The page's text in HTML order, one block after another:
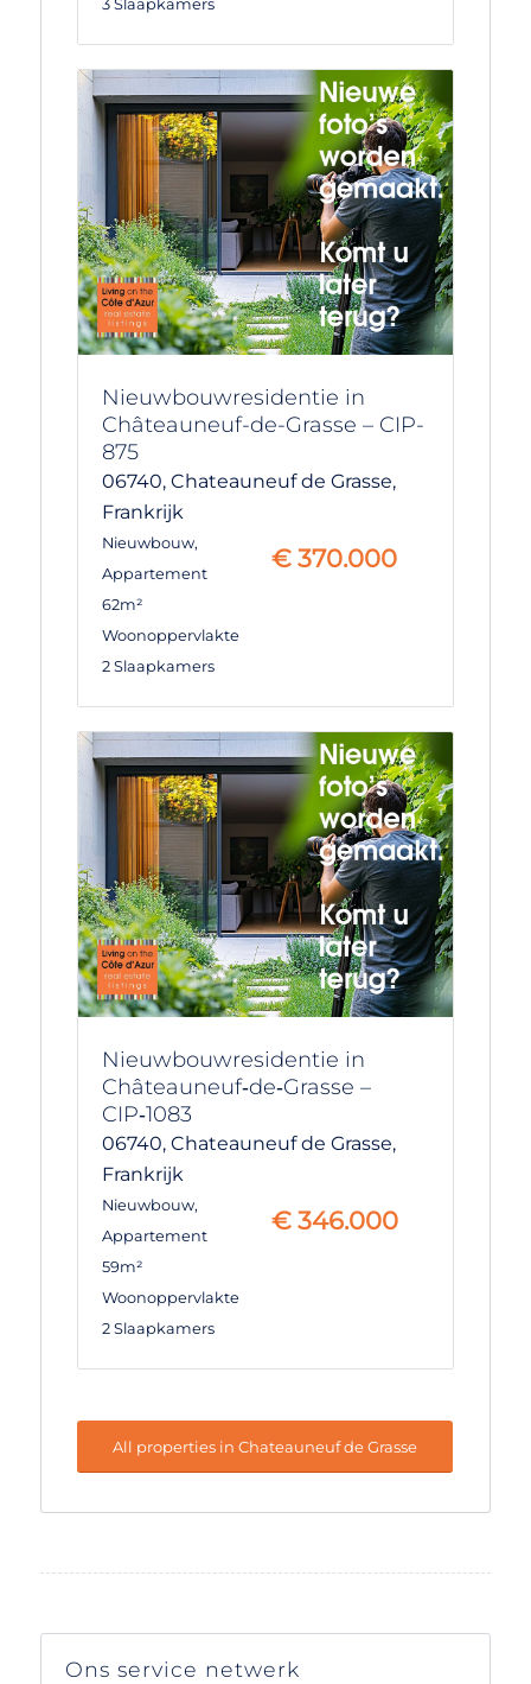
3 Slaapkamers
Nieuwbouwresidentie in
Châteauneuf-de-Grasse – CIP-
875
06740, Chateauneuf de Grasse,
Frankrijk
Nieuwbouw,
Appartement
62m²
Woonoppervlakte
2 Slaapkamers
€ 370.000
Nieuwbouwresidentie in
Châteauneuf‑de‑Grasse –
CIP‑1083
06740, Chateauneuf de Grasse,
Frankrijk
Nieuwbouw,
Appartement
59m²
Woonoppervlakte
2 Slaapkamers
€ 346.000
All properties in Chateauneuf de Grasse
Ons service netwerk